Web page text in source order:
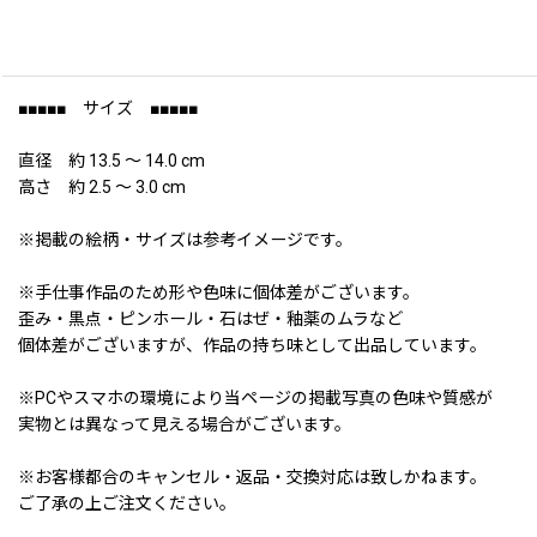
■■■■■ サイズ ■■■■■
直径 約 13.5 〜 14.0 cm
高さ 約 2.5 〜 3.0 cm
※掲載の絵柄・サイズは参考イメージです。
※手仕事作品のため形や色味に個体差がございます。
歪み・黒点・ピンホール・石はぜ・釉薬のムラなど
個体差がございますが、作品の持ち味として出品しています。
※PCやスマホの環境により当ページの掲載写真の色味や質感が
実物とは異なって見える場合がございます。
※お客様都合のキャンセル・返品・交換対応は致しかねます。
ご了承の上ご注文ください。